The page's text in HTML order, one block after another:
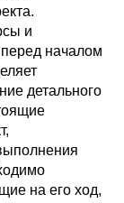
и
началом
детального
на его ход,